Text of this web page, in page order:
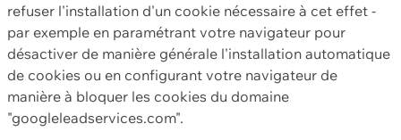
refuser l'installation d'un cookie nécessaire à cet effet -
par exemple en paramétrant votre navigateur pour
désactiver de manière générale l'installation automatique
de cookies ou en configurant votre navigateur de
manière à bloquer les cookies du domaine
"googleleadservices.com".